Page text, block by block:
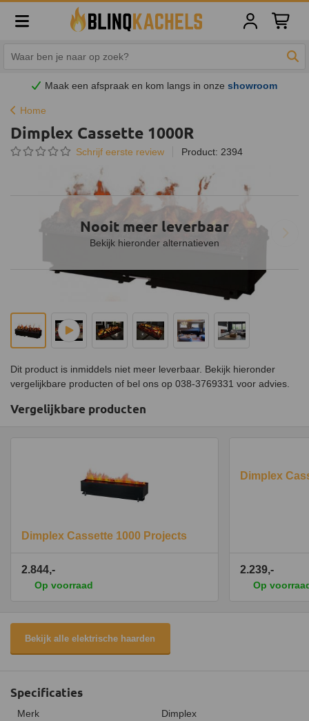
Maak een afspraak en kom langs in onzeshowroom
Home
Dimplex Cassette 1000R
Schrijf eerste review Product: 2394
Nooit meer leverbaar
Bekijk hieronder alternatieven
Dit product is inmiddels niet meer leverbaar. Bekijk hieronder
vergelijkbare producten of bel ons op 038-3769331 voor advies.
Vergelijkbare producten
Dimplex Cassette 1000 Projects
2.844,-
Op voorraad
Dimplex
2.239,-
Op
Bekijk alle elektrische haarden
Specificaties
Merk Dimplex